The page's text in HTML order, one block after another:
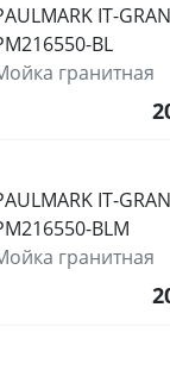
IT-
BL
гранитная
IT-
BLM
гранитная